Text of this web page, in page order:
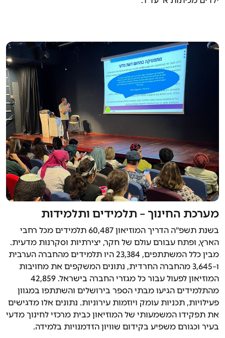
מערכת החינוך – תלמידים ותלמידות
בשנת תשפ"ה הדריך המוזיאון 60,487 תלמידים מכל רחבי
הארץ, ופתח עבורם עולם של חקר, יצירתיות וסקרנות מדעית.
מבין כלל המשתתפים, 23,384 היו תלמידים מהחברה הערבית
ו–3,645 מהחברה החרדית, נתונים המשקפים את מחויבות
המוזיאון לפעול עבור כל מגזרי החברה בישראל. 42,859
מהתלמידים הגיעו מבתי הספר בירושלים והשתתפו במגוון
פעילויות, תכניות עומק ויוזמות עירוניות. נתונים אלו מדגישים
את תפקידו המשמעותי של המוזיאון כבית מרכזי לחינוך מדעי
בעיר וכגורם משפיע בקידום שוויון הזדמנויות בלמידה.